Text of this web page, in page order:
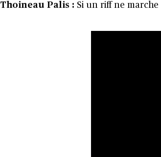
Thoineau Palis : Si un riff ne marche